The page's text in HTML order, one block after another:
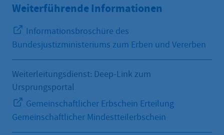
Weiterführende Informationen
Informationsbroschüre des
Bundesjustizministeriums zum Erben und Vererben
Weiterleitungsdienst: Deep-Link zum
Ursprungsportal
Gemeinschaftlicher Erbschein Erteilung
Gemeinschaftlicher Mindestteilerbschein